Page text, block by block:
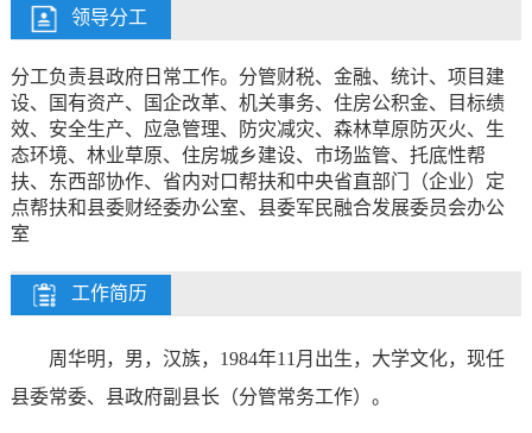
领导分工
分工负责县政府日常工作。分管财税、金融、统计、项目建
设、国有资产、国企改革、机关事务、住房公积金、目标绩
效、安全生产、应急管理、防灾减灾、森林草原防灭火、生
态环境、林业草原、住房城乡建设、市场监管、托底性帮
扶、东西部协作、省内对口帮扶和中央省直部门（企业）定
点帮扶和县委财经委办公室、县委军民融合发展委员会办公
室
工作简历
周华明，男，汉族，1984年11月出生，大学文化，现任
县委常委、县政府副县长（分管常务工作） 。